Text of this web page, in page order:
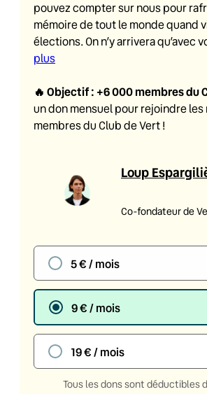
pouvez compter sur nous pour
mémoire de tout le monde quand
élections. On n’y arrivera qu’avec
plus
🔥 Objectif : +6 000 membres du
un don mensuel pour rejoindre
membres du Club de Vert !
Loup
Co-fondateur de
5 € / mois
9 € / mois
19 € / mois
Tous les dons sont déductibles